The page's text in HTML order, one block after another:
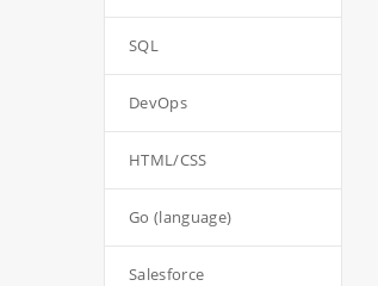
SQL
DevOps
HTML/CSS
Go (language)
Salesforce